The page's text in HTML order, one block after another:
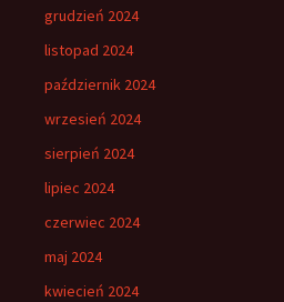
grudzień 2024
listopad 2024
październik 2024
wrzesień 2024
sierpień 2024
lipiec 2024
czerwiec 2024
maj 2024
kwiecień 2024